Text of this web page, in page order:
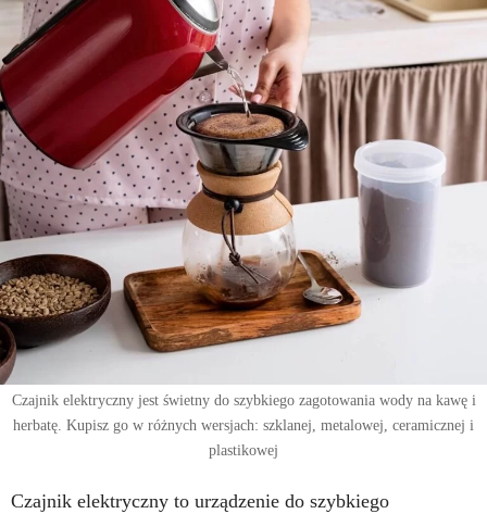
Czajnik elektryczny jest świetny do szybkiego zagotowania wody na kawę i
herbatę. Kupisz go w różnych wersjach: szklanej, metalowej, ceramicznej i
plastikowej
Czajnik elektryczny to urządzenie do szybkiego